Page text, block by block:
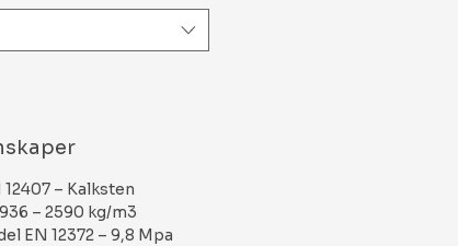
– Kalksten
– 2590 kg/m3
EN 12372 – 9,8 Mpa